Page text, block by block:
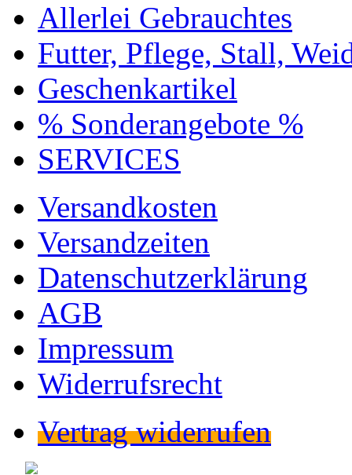
Allerlei Gebrauchtes
Futter, Pflege, Stall,
Geschenkartikel
% Sonderangebote %
SERVICES
Versandkosten
Versandzeiten
Datenschutzerklärung
AGB
Impressum
Widerrufsrecht
Vertrag widerrufen